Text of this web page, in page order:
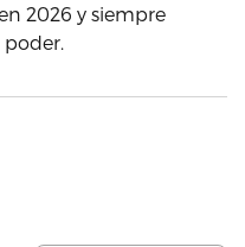
2026 y siempre
poder.